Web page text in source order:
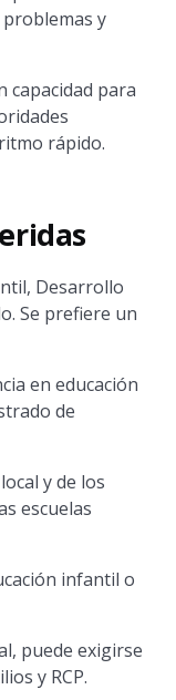
y
capacidad para
rápido.
Desarrollo
Se prefiere un
en educación
de
y de los
escuelas
infantil o
puede exigirse
y RCP.